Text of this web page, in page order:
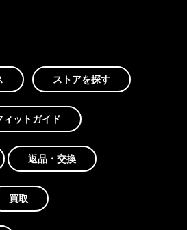
ストアを探す
ットガイド
返品・交換
買取